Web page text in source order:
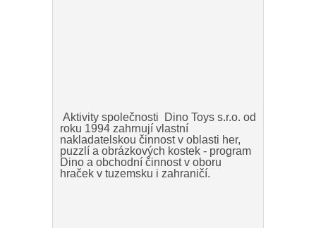
Aktivity společnosti Dino Toys s.r.o. od
roku 1994 zahrnují vlastní
nakladatelskou činnost v oblasti her,
puzzlí a obrázkových kostek - program
Dino a obchodní činnost v oboru
hraček v tuzemsku i zahraničí.